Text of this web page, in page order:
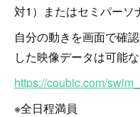
対1）またはセミパーソ
自分の動きを画面で確
した映像データは可能
https://coubic.com/
※全日程満員